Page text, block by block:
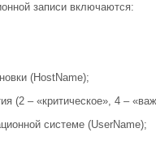
записи включаются:
(HostName);
(2 – «критическое», 4 –
системе (UserName);